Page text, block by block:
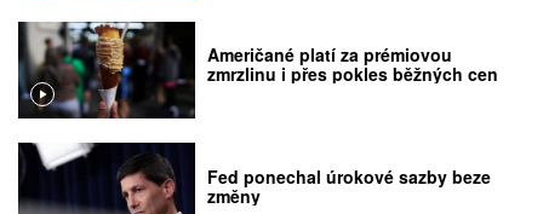
Američané platí za prémiovou
zmrzlinu i přes pokles běžných cen
Fed ponechal úrokové sazby beze
změny